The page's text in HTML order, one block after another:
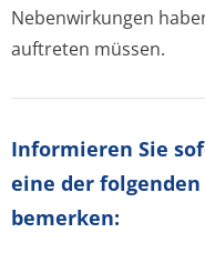
Nebenwirkungen
auftreten müssen.
Informieren Sie
eine der
bemerken: